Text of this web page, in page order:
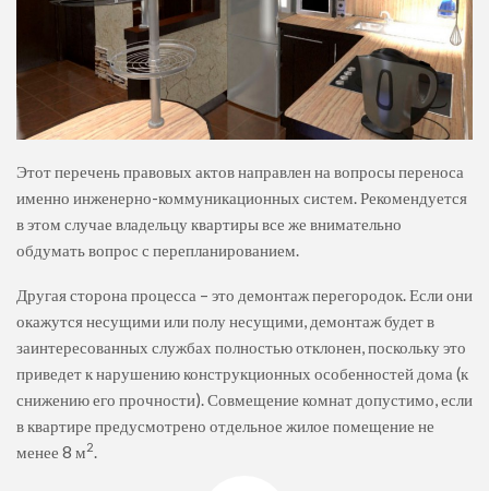
Этот перечень правовых актов направлен на вопросы переноса
именно инженерно-коммуникационных систем. Рекомендуется
в этом случае владельцу квартиры все же внимательно
обдумать вопрос с перепланированием.
Другая сторона процесса – это демонтаж перегородок. Если они
окажутся несущими или полу несущими, демонтаж будет в
заинтересованных службах полностью отклонен, поскольку это
приведет к нарушению конструкционных особенностей дома (к
снижению его прочности). Совмещение комнат допустимо, если
в квартире предусмотрено отдельное жилое помещение не
менее 8 м2.